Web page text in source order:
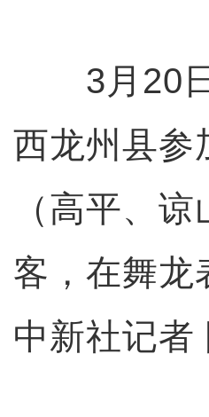
3月20日
西龙州县参
（高平、
客，在舞龙
中新社记者